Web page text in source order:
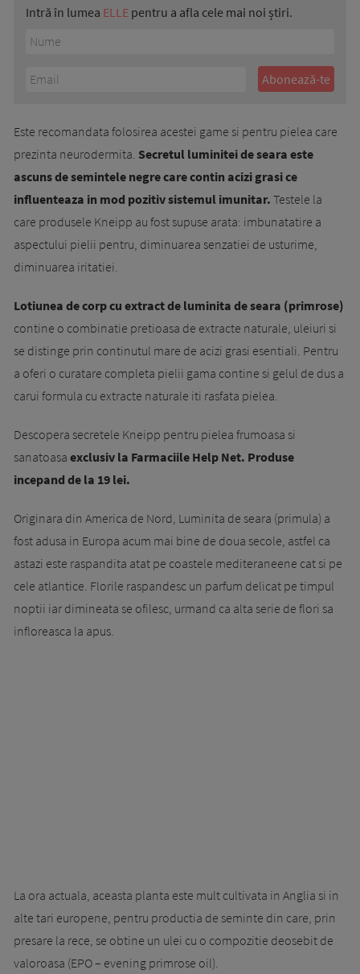
Intră în lumea ELLE pentru a afla cele mai noi știri.
Este recomandata folosirea acestei game si pentru pielea care
prezinta neurodermita. Secretul luminitei de seara este
ascuns de semintele negre care contin acizi grasi ce
influenteaza in mod pozitiv sistemul imunitar. Testele la
care produsele Kneipp au fost supuse arata: imbunatatire a
aspectului pielii pentru, diminuarea senzatiei de usturime,
diminuarea iritatiei.
Lotiunea de corp cu extract de luminita de seara (primrose)
contine o combinatie pretioasa de extracte naturale, uleiuri si
se distinge prin continutul mare de acizi grasi esentiali. Pentru
a oferi o curatare completa pielii gama contine si gelul de dus a
carui formula cu extracte naturale iti rasfata pielea.
Descopera secretele Kneipp pentru pielea frumoasa si
sanatoasa exclusiv la Farmaciile Help Net. Produse
incepand de la 19 lei.
Originara din America de Nord, Luminita de seara (primula) a
fost adusa in Europa acum mai bine de doua secole, astfel ca
astazi este raspandita atat pe coastele mediteraneene cat si pe
cele atlantice. Florile raspandesc un parfum delicat pe timpul
noptii iar dimineata se ofilesc, urmand ca alta serie de flori sa
infloreasca la apus.
La ora actuala, aceasta planta este mult cultivata in Anglia si in
alte tari europene, pentru productia de seminte din care, prin
presare la rece, se obtine un ulei cu o compozitie deosebit de
valoroasa (EPO – evening primrose oil).